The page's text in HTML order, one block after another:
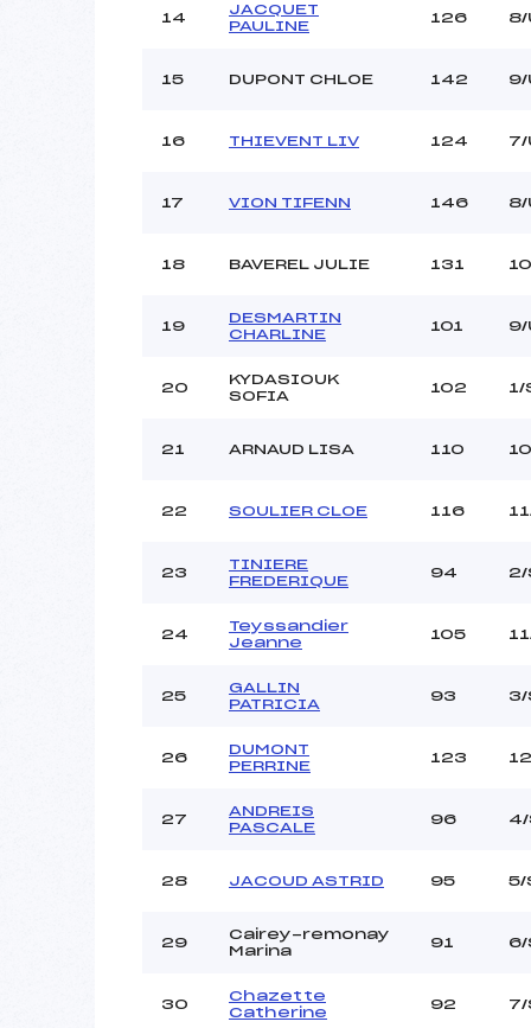
14
JACQUET
PAULINE
126 8/
15 DUPONT CHLOE 142 9/
16 THIEVENT LIV 124 7/
17 VION TIFENN 146 8/
18 BAVEREL JULIE 131
19
DESMARTIN
CHARLINE
101 9/
20
KYDASIOUK
SOFIA
102 1/
21 ARNAUD LISA 110
22 SOULIER CLOE 116
23
TINIERE
FREDERIQUE
94 2/
24
Teyssandier
Jeanne
105
25
GALLIN
PATRICIA
93 3/
26
DUMONT
PERRINE
123
27
ANDREIS
PASCALE
96 4/
28 JACOUD ASTRID 95 5/
29
Cairey-remonay
Marina
91 6/
30
Chazette
Catherine
92 7/